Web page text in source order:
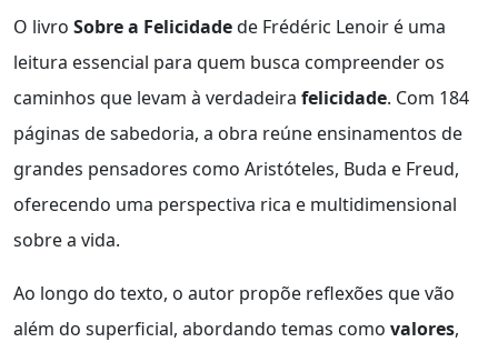
O livro Sobre a Felicidadede Frédéric Lenoir é uma
leitura essencial para quem busca compreender os
caminhos que levam à verdadeira felicidade. Com 184
páginas de sabedoria, a obra reúne ensinamentos de
grandes pensadores como Aristóteles, Buda e Freud,
oferecendo uma perspectiva rica e multidimensional
sobre a vida.
Ao longo do texto, o autor propõe reflexões que vão
além do superficial, abordando temas como valores,